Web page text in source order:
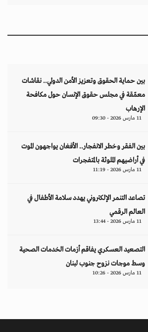
بين حماية الحقوق وتعزيز الأمن الدولي.. نقاشات
معمّقة في مجلس حقوق الإنسان حول مكافحة
الإرهاب
11 مارس 2026 - 09:30
بين الفقر وخطر الانفجار.. الأفغان يواجهون الموت
في أراضيهم الملوثة بالمتفجرات
11 مارس 2026 - 11:19
تصاعد التنمر الإلكتروني يهدد سلامة الأطفال في
العالم الرقمي
11 مارس 2026 - 13:44
التصعيد العسكري يفاقم أزمات الخدمات الصحية
وسط موجات نزوح جنوب لبنان
11 مارس 2026 - 10:26